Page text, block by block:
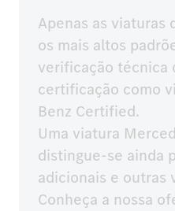
Apenas as viaturas
os mais altos
verificação técnica
certificação como
Benz Certified.
Uma viatura
distingue-se ainda
adicionais e outras
Conheça a nossa